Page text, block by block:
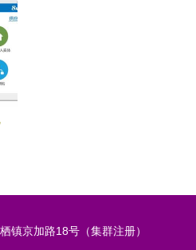
镇京加路18号（集群注册）